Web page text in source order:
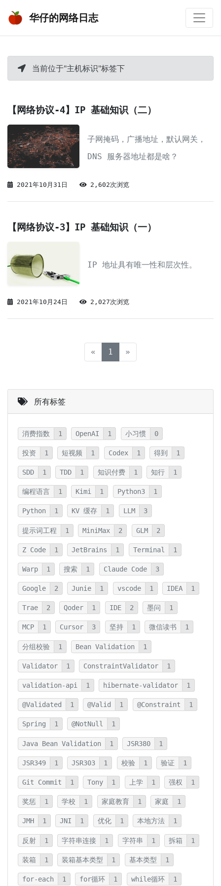
华仔的网络日志
当前位于"主机标识"标签下
【网络协议-4】IP 基础知识（二）
子网掩码，广播地址，默认网关，
DNS 服务器地址都是啥？
2021年10月31日 2,602次浏览
【网络协议-3】IP 基础知识（一）
IP 地址具有唯一性和层次性。
2021年10月24日 2,027次浏览
« 1 (current)
»
所有标签
消费指数 1 OpenAI 1 小习惯 0
投资 1 短视频 1 Codex 1 得到 1
SDD 1 TDD 1 知识付费 1 知行 1
编程语言 1 Kimi 1 Python3 1
Python 1 KV 缓存 1 LLM 3
提示词工程 1 MiniMax 2 GLM 2
Z Code 1 JetBrains 1 Terminal 1
Warp 1 搜索 1 Claude Code 3
Google 2 Junie 1 vscode 1 IDEA 1
Trae 2 Qoder 1 IDE 2 墨问 1
MCP 1 Cursor 3 坚持 1 微信读书 1
分组校验 1 Bean Validation 1
Validator 1 ConstraintValidator 1
validation-api 1 hibernate-validator 1
@Validated 1 @Valid 1 @Constraint 1
Spring 1 @NotNull 1
Java Bean Validation 1 JSR380 1
JSR349 1 JSR303 1 校验 1 验证 1
Git Commit 1 Tony 1 上学 1 强权 1
奖惩 1 学校 1 家庭教育 1 家庭 1
JMH 1 JNI 1 优化 1 本地方法 1
反射 1 字符串连接 1 字符串 1 拆箱 1
装箱 1 装箱基本类型 1 基本类型 1
for-each 1 for循环 1 while循环 1